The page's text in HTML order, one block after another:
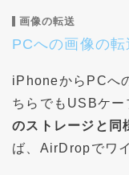
画像の転送
PCへの画像の転
iPhoneからPCへ
ちらでもUSBケー
のストレージと同
ば、AirDropでワ